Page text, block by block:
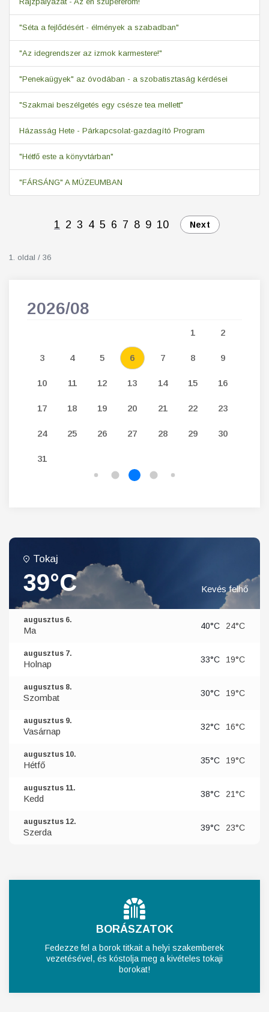
"Séta a fejlődésért - élmények a szabadban"
"Az idegrendszer az izmok karmestere!"
"Penekaügyek" az óvodában - a szobatisztaság kérdései
"Szakmai beszélgetés egy csésze tea mellett"
Házasság Hete - Párkapcsolat-gazdagító Program
"Hétfő este a könyvtárban"
"FÁRSÁNG" A MÚZEUMBAN
1 2 3 4 5 6 7 8 9 10 Next
1. oldal / 36
2026/08
1 2
3 4 5 6 7 8 9
10 11 12 13 14 15 16
17 18 19 20 21 22 23
24 25 26 27 28 29 30
31
Tokaj
39°C Kevés felhő
augusztus 6.
Ma 40°C 24°C
augusztus 7.
Holnap 33°C 19°C
augusztus 8.
Szombat 30°C 19°C
augusztus 9.
Vasárnap 32°C 16°C
augusztus 10.
Hétfő 35°C 19°C
augusztus 11.
Kedd 38°C 21°C
augusztus 12.
Szerda 39°C 23°C
BORÁSZATOK
Fedezze fel a borok titkait a helyi szakemberek
vezetésével, és kóstolja meg a kivételes tokaji
borokat!